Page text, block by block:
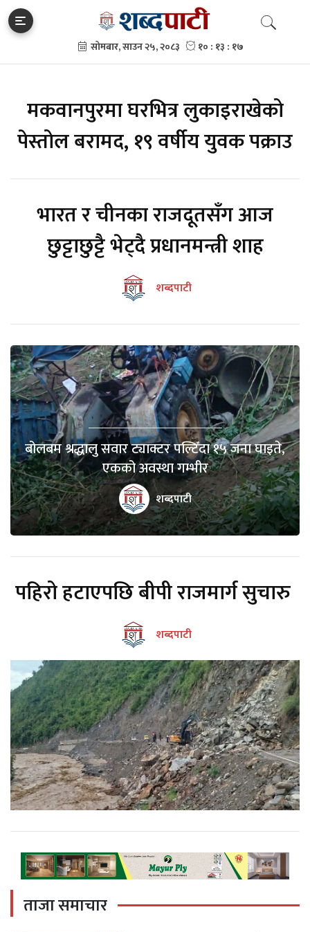
मकवानपुरमा घरभित्र लुकाइराखेको
पेस्तोल बरामद, १९ वर्षीय युवक पक्राउ
भारत र चीनका राजदूतसँग आज
छुट्टाछुट्टै भेट्दै प्रधानमन्त्री शाह
शब्दपाटी
बोलबम श्रद्धालु सवार ट्याक्टर पल्टिँदा १५ जना घाइते,
एकको अवस्था गम्भीर
शब्दपाटी
पहिरो हटाएपछि बीपी राजमार्ग सुचारु
शब्दपाटी
ताजा समाचार